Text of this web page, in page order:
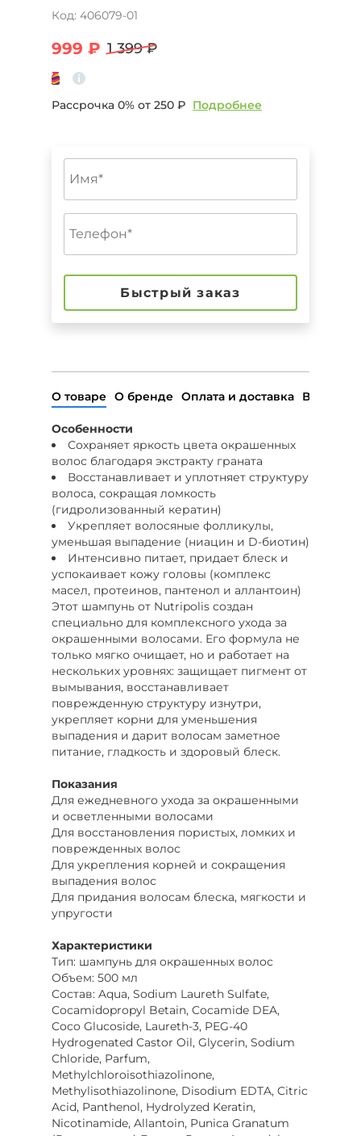
Код: 406079-01
999 ₽ 1 399 ₽
Рассрочка 0% от 250 ₽ Подробнее
Быстрый заказ
О товаре О бренде Оплата и доставка Возврат
Особенности
Сохраняет яркость цвета окрашенных
волос благодаря экстракту граната
Восстанавливает и уплотняет структуру
волоса, сокращая ломкость
(гидролизованный кератин)
Укрепляет волосяные фолликулы,
уменьшая выпадение (ниацин и D-биотин)
Интенсивно питает, придает блеск и
успокаивает кожу головы (комплекс
масел, протеинов, пантенол и аллантоин)
Этот шампунь от Nutripolis создан
специально для комплексного ухода за
окрашенными волосами. Его формула не
только мягко очищает, но и работает на
нескольких уровнях: защищает пигмент от
вымывания, восстанавливает
поврежденную структуру изнутри,
укрепляет корни для уменьшения
выпадения и дарит волосам заметное
питание, гладкость и здоровый блеск.
Показания
Для ежедневного ухода за окрашенными
и осветленными волосами
Для восстановления пористых, ломких и
поврежденных волос
Для укрепления корней и сокращения
выпадения волос
Для придания волосам блеска, мягкости и
упругости
Характеристики
Тип: шампунь для окрашенных волос
Объем: 500 мл
Состав: Aqua, Sodium Laureth Sulfate,
Cocamidopropyl Betain, Cocamide DEA,
Coco Glucoside, Laureth-3, PEG-40
Hydrogenated Castor Oil, Glycerin, Sodium
Chloride, Parfum,
Methylchloroisothiazolinone,
Methylisothiazolinone, Disodium EDTA, Citric
Acid, Panthenol, Hydrolyzed Keratin,
Nicotinamide, Allantoin, Punica Granatum